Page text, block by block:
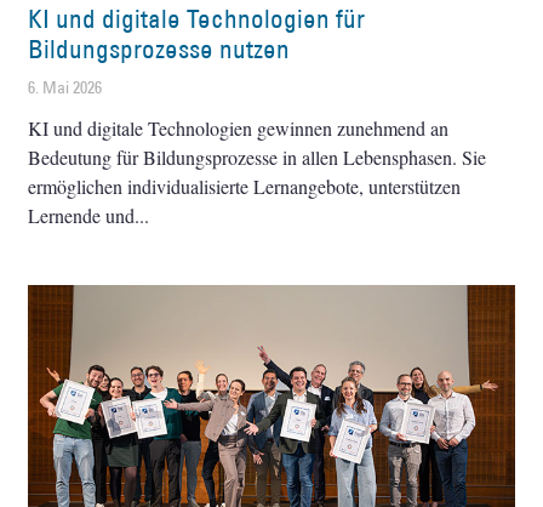
KI und digitale Technologien für
Bildungsprozesse nutzen
6. Mai 2026
KI und digitale Technologien gewinnen zunehmend an
Bedeutung für Bildungsprozesse in allen Lebensphasen. Sie
ermöglichen individualisierte Lernangebote, unterstützen
Lernende und